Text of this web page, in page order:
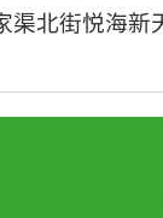
渠北街悦海新